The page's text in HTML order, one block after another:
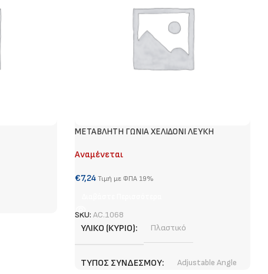
METABΛΗΤΗ ΓΩΝΙΑ ΧΕΛΙΔΟΝΙ ΛΕΥΚΗ
Αναμένεται
€7,24 Τιμή με ΦΠΑ 19%
SKU: AC.1068
ΥΛΙΚΌ (ΚΎΡΙΟ) Πλαστικό
ΤΎΠΟΣ ΣΥΝΔΈΣΜΟΥ Adjustable Angle